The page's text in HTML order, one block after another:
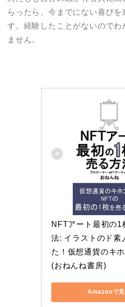
らったら、今までにない喜びを
す。経験したことがないので
ません。
NFTアート最初の1
法: イラストのド素
た！仮想通貨のキ
(おねんね書房)
Amazonで見